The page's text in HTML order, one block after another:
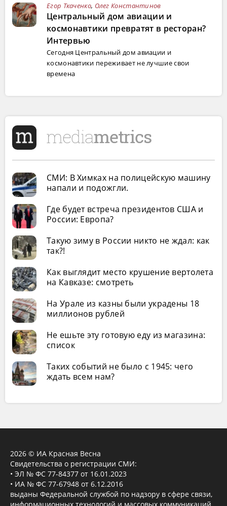
Егор Ткаченко, Олег Константинов
Центральный дом авиации и
космонавтики превратят в ресторан?
Интервью
Сегодня Центральный дом авиации и
космонавтики переживает не лучшие свои
времена
СМИ: В Химках на полицейскую машину
напали и подожгли.
Где будет встреча президентов США и
России: Европа?
Такую зиму в России никто не ждал: как
так?!
Как выглядит место крушение вертолета
на Кавказе: смотреть
На Урале из казны были украдены 18
миллионов рублей
Не ешьте эту готовую еду из магазина:
список
Таких событий не было с 1945: чего
ждать всем нам?
2026 © ИА Красная Весна
Свидетельства о регистрации СМИ:
• ЭЛ № ФС 77-84377 от 16.01.2023
• ИА № ФС 77-67948 от 6.12.2016
выданы Федеральной службой по надзору в сфере связи,
информационных технологий и массовых коммуникаций